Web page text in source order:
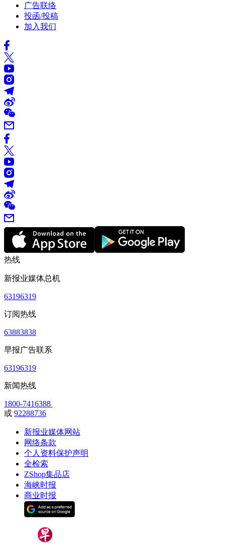
广告联络
投函/投稿
加入我们
热线
新报业媒体总机
63196319
订阅热线
63883838
早报广告联系
63196319
新闻热线
1800-7416388
或 92288736
新报业媒体网站
网络条款
个人资料保护声明
全检索
ZShop集品店
海峡时报
商业时报